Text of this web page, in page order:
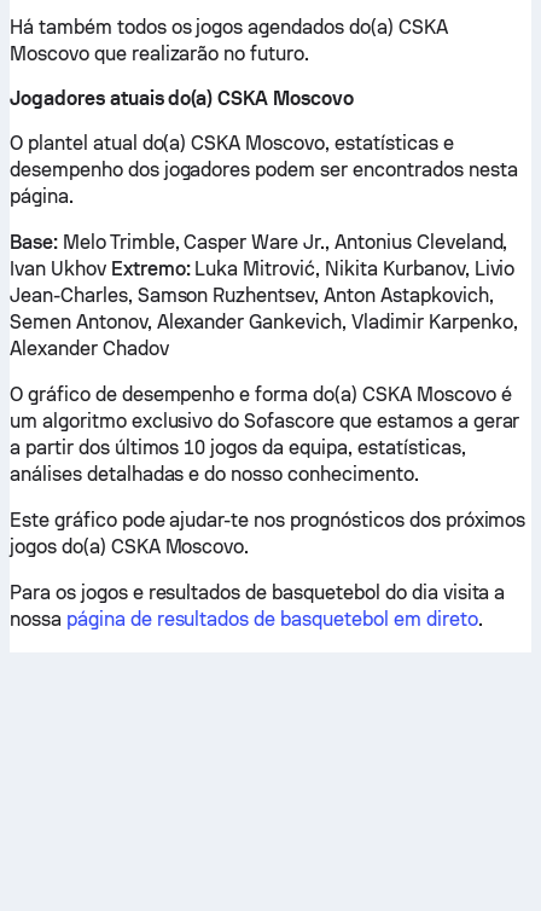
Há também todos os jogos agendados do(a) CSKA
Moscovo que realizarão no futuro.
Jogadores atuais do(a) CSKA Moscovo
O plantel atual do(a) CSKA Moscovo, estatísticas e
desempenho dos jogadores podem ser encontrados nesta
página.
Base:Melo Trimble, Casper Ware Jr., Antonius Cleveland,
Ivan Ukhov Extremo:Luka Mitrović, Nikita Kurbanov, Livio
Jean-Charles, Samson Ruzhentsev, Anton Astapkovich,
Semen Antonov, Alexander Gankevich, Vladimir Karpenko,
Alexander Chadov
O gráfico de desempenho e forma do(a) CSKA Moscovo é
um algoritmo exclusivo do Sofascore que estamos a gerar
a partir dos últimos 10 jogos da equipa, estatísticas,
análises detalhadas e do nosso conhecimento.
Este gráfico pode ajudar-te nos prognósticos dos próximos
jogos do(a) CSKA Moscovo.
Para os jogos e resultados de basquetebol do dia visita a
nossa página de resultados de basquetebol em direto.